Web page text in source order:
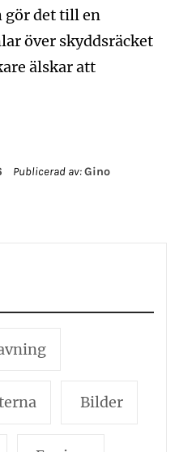
gör det till en
över skyddsräcket
älskar att
Publicerad av:Gino
Bilder